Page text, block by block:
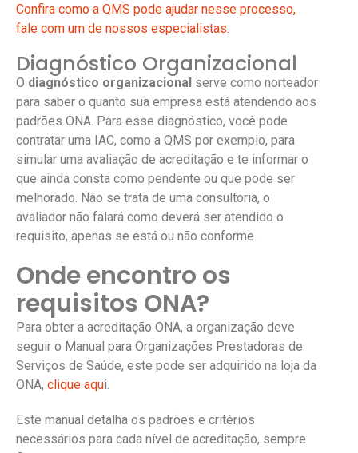
Confira como a QMS pode ajudar nesse processo,
fale com um de nossos especialistas.
Diagnóstico Organizacional
O diagnóstico organizacional serve como norteador
para saber o quanto sua empresa está atendendo aos
padrões ONA. Para esse diagnóstico, você pode
contratar uma IAC, como a QMS por exemplo, para
simular uma avaliação de acreditação e te informar o
que ainda consta como pendente ou que pode ser
melhorado. Não se trata de uma consultoria, o
avaliador não falará como deverá ser atendido o
requisito, apenas se está ou não conforme.
Onde encontro os
requisitos ONA?
Para obter a acreditação ONA, a organização deve
seguir o Manual para Organizações Prestadoras de
Serviços de Saúde, este pode ser adquirido na loja da
ONA, clique aqui.
Este manual detalha os padrões e critérios
necessários para cada nível de acreditação, sempre